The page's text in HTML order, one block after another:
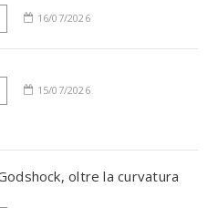
16/07/2026
15/07/2026
oltre la curvatura